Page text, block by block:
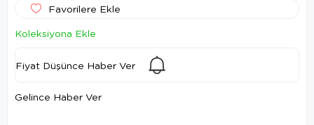
Favorilere Ekle
Koleksiyona Ekle
Fiyat Düşünce Haber Ver
Gelince Haber Ver